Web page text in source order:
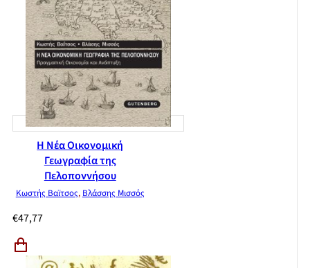
Η Νέα Οικονομική
Γεωγραφία της
Πελοποννήσου
Κωστής Βαϊτσος, Βλάσσης Μισσός
€47,77